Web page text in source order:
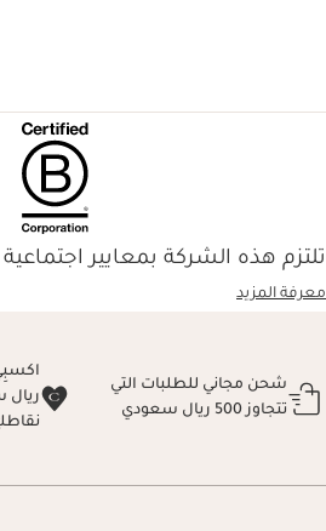
تلتزم هذه الشركة بمعايير اجتماعية
معرفة المزيد
شحن مجاني للطلبات التي
تتجاوز 500 ريال سعودي
ريال